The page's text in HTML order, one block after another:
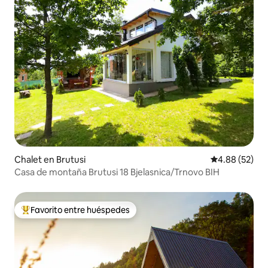
Chalet en Brutusi Calificación
4.88 (52)
Casa de montaña Brutusi 18 Bjelasnica/Trnovo BIH
De los mejores en Favorito entre huéspedes
Favorito entre huéspedes